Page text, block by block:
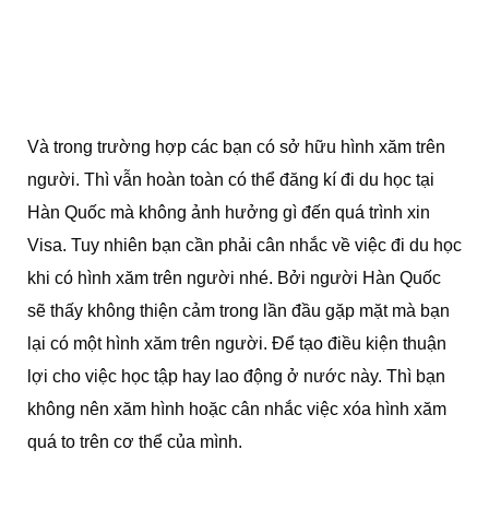
Và trong trường hợp các bạn có sở hữu hình xăm trên
người. Thì vẫn hoàn toàn có thể đăng kí đi du học tại
Hàn Quốc mà không ảnh hưởng gì đến quá trình xin
Visa. Tuy nhiên bạn cần phải cân nhắc về việc đi du học
khi có hình xăm trên người nhé. Bởi người Hàn Quốc
sẽ thấy không thiện cảm trong lần đầu gặp mặt mà bạn
lại có một hình xăm trên người. Để tạo điều kiện thuận
lợi cho việc học tập hay lao động ở nước này. Thì bạn
không nên xăm hình hoặc cân nhắc việc xóa hình xăm
quá to trên cơ thể của mình.